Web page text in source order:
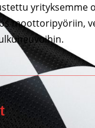
yrityksemme
moottoripyöriin,